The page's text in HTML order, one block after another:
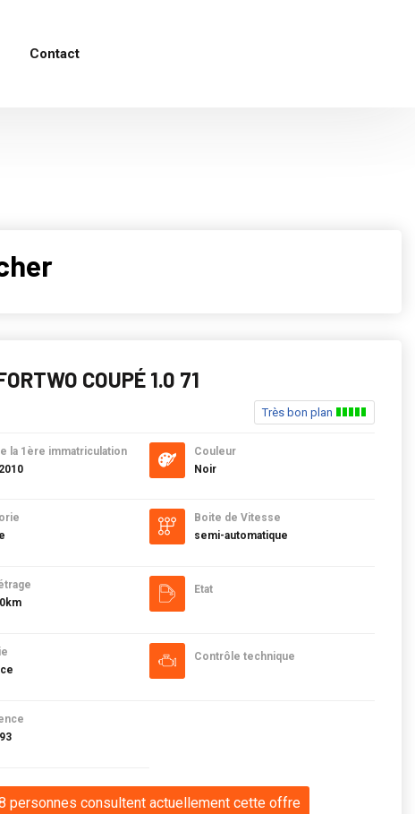
Contact
COUPÉ 1.0 71
Très bon plan
la 1ère immatriculation
Couleur
Noir
Boite de Vitesse
semi-automatique
Etat
Contrôle technique
personnes consultent actuellement cette offre